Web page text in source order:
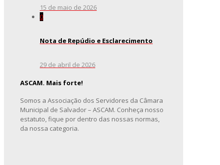
15 de maio de 2026
0
Nota de Repúdio e Esclarecimento
29 de abril de 2026
ASCAM. Mais forte!
Somos a Associação dos Servidores da Câmara
Municipal de Salvador – ASCAM. Conheça nosso
estatuto, fique por dentro das nossas normas,
da nossa categoria.